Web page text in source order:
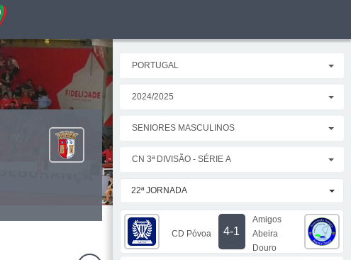
PORTUGAL
2024/2025
SENIORES MASCULINOS
CN 3ª DIVISÃO - SÉRIE A
22ª JORNADA
CD Póvoa 4-1
Amigos
Abeira
Douro